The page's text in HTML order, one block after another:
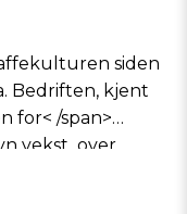
siden
Bedriften, kjent
for< /span>
vekst over